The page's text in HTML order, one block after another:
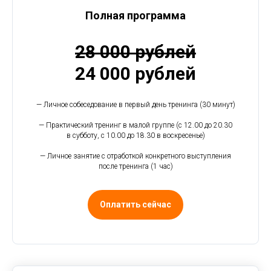
Полная программа
28 000 рублей
24 000 рублей
— Личное собеседование в первый день тренинга (30 минут)
— Практический тренинг в малой группе (с 12.00 до 20.30
в субботу, с 10.00 до 18.30 в воскресенье)
— Личное занятие с отработкой конкретного выступления
после тренинга (1 час)
Оплатить сейчас